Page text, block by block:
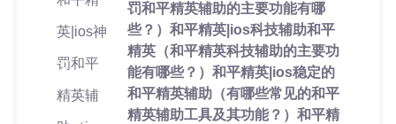
罚和平精英辅助的主要功能有哪
些？）和平精英|ios科技辅助和平
精英（和平精英科技辅助的主要功
能有哪些？）和平精英|ios稳定的
和平精英辅助（有哪些常见的和平
精英辅助工具及其功能？）和平精